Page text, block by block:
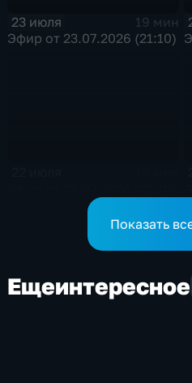
23 июля
19 мин
Эфир от 23.07.2026 (21:10)
Показать
Ещеинтересное